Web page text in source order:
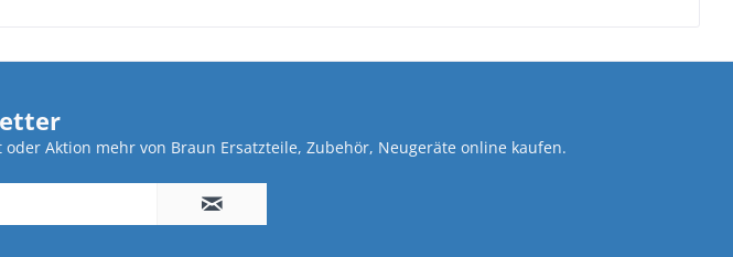
Aktion mehr von Braun Ersatzteile, Zubehör, Neugeräte online kaufen.